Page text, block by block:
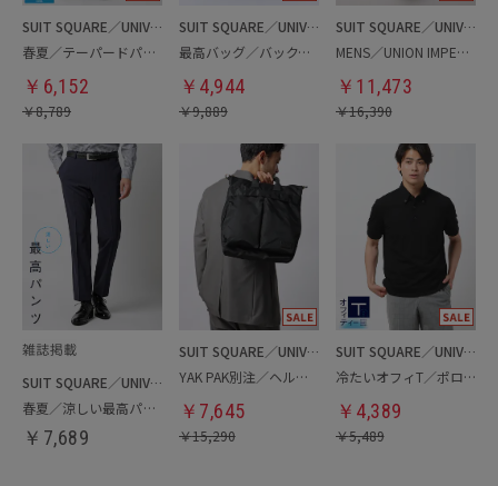
SUIT SQUARE／UNIVERSAL LANGUAGE
春夏／テーパードパンツ
￥ 6,152
￥8,789
SUIT SQUARE／UNIVERSAL LANGUAGE
最高バッグ／バックパック
￥ 4,944
￥9,889
SUIT SQUARE／UNIVERSAL LANGUAGE
MENS／UNION IMPERIAL監修／コインローファー
￥ 11,473
￥16,390
SUIT SQUARE／UNIVERSAL LANGUAGE
春夏／涼しい最高パンツ
￥ 7,689
SUIT SQUARE／UNIVERSAL LANGUAGE
YAK PAK別注／ヘルメットバッグ
￥ 7,645
￥15,290
SUIT SQUARE／UNIVERSAL LANGUAGE
冷たいオフィT／ポロシャツ
￥ 4,389
￥5,489